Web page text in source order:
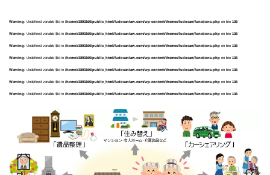
Warning: Undefined variable $td in /home/r3893160/public_html/fudosanlaw.com/wp-content/themes/fudosan/functions.php on line 136
Warning: Undefined variable $td in /home/r3893160/public_html/fudosanlaw.com/wp-content/themes/fudosan/functions.php on line 136
Warning: Undefined variable $td in /home/r3893160/public_html/fudosanlaw.com/wp-content/themes/fudosan/functions.php on line 136
Warning: Undefined variable $td in /home/r3893160/public_html/fudosanlaw.com/wp-content/themes/fudosan/functions.php on line 136
Warning: Undefined variable $td in /home/r3893160/public_html/fudosanlaw.com/wp-content/themes/fudosan/functions.php on line 136
Warning: Undefined variable $td in /home/r3893160/public_html/fudosanlaw.com/wp-content/themes/fudosan/functions.php on line 136
Warning: Undefined variable $td in /home/r3893160/public_html/fudosanlaw.com/wp-content/themes/fudosan/functions.php on line 136